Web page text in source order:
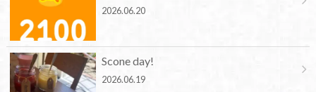
2026.06.20
Scone day!
2026.06.19